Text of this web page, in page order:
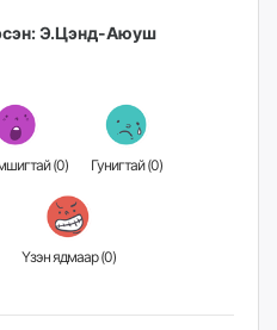
Э.Цэнд-Аюуш
Гайхамшигтай (0) Гунигтай (0)
Үзэн ядмаар (0)